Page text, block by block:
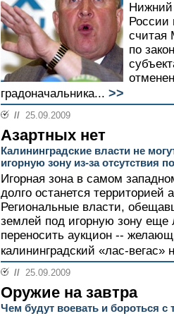
Нижний
России
считая
по
градоначальника... >>
// 25.09.2009
Азартных нет
Калининградские власти не
игорную зону из-за отсутствия
Игорная зона в самом
долго останется территорией
Региональные власти,
землей под игорную зону
переносить аукцион --
калининградский «лас-вегас»
// 25.09.2009
Оружие на завтра
Чем будут воевать и бороться с